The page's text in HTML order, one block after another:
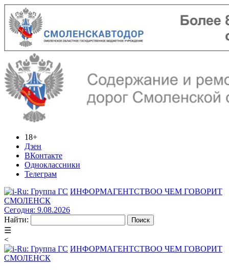
18+
Дзен
ВКонтакте
Одноклассники
Телеграм
ИНФОРМАГЕНТСТВОО ЧЕМ ГОВОРИТ
СМОЛЕНСК
Сегодня: 9.08.2026
Найти:
☰
<
ИНФОРМАГЕНТСТВОО ЧЕМ ГОВОРИТ
СМОЛЕНСК